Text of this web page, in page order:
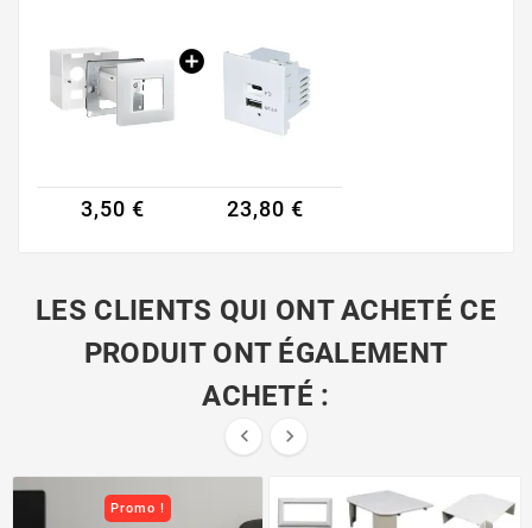
3,50 € 23,80 €
LES CLIENTS QUI ONT ACHETÉ CE
PRODUIT ONT ÉGALEMENT
ACHETÉ :
 
Promo !